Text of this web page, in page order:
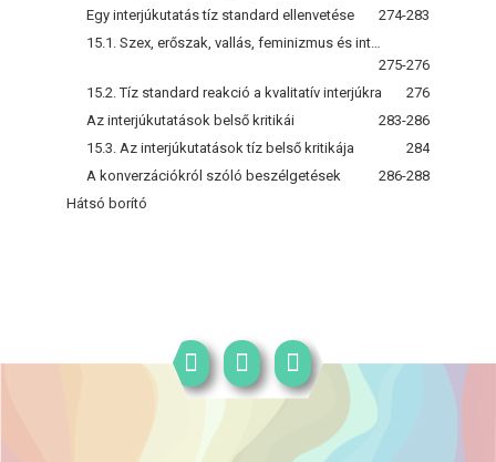
Egy interjúkutatás tíz standard ellenvetése
274-283
275-276
15.2. Tíz standard reakció a kvalitatív interjúkra
276
Az interjúkutatások belső kritikái
283-286
15.3. Az interjúkutatások tíz belső kritikája
284
A konverzációkról szóló beszélgetések
286-288
Hátsó borító